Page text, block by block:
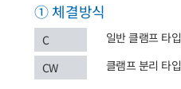
① 체결방식
C
일반 클램프 타입
CW
클램프 분리 타입